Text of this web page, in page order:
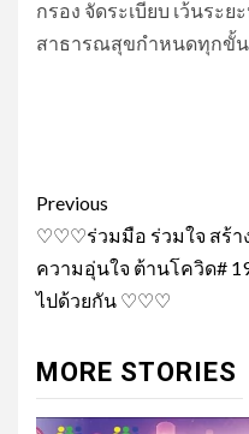
กรอง จัดระเบียบ เว้นระ
สาธารณสุขกำหนดทุกขั้
Post
navigation
Previous
♡♡♡ร่วมมือ ร่วมใจ สร้า
ความอุ่นใจ ต้านโควิด#
ไปด้วยกัน ♡♡♡
MORE STORIES